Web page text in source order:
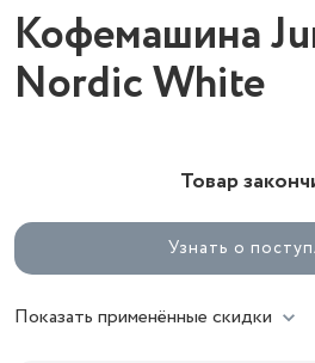
Кофемашина
Nordic White
Товар
Узнать о
Показать применённые скидки